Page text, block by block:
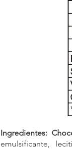
Ingredientes:
emulsificante,